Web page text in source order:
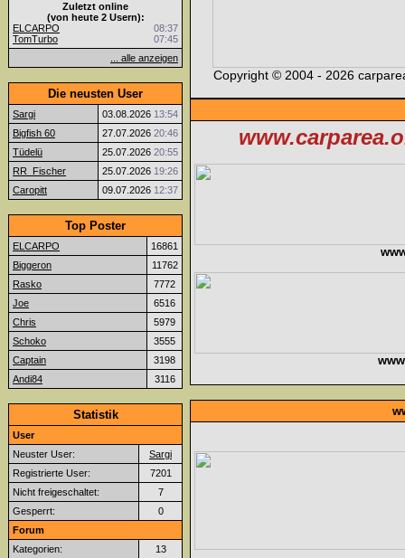
Zuletzt online
(von heute 2 Usern):
ELCARPO
08:37
TomTurbo
07:45
... alle anzeigen
Die neusten User
Sargi 03.08.2026 13:54
Bigfish 60
27.07.2026 20:46
Tüdelü
25.07.2026 20:55
RR_Fischer
25.07.2026 19:26
Caropitt
09.07.2026 12:37
Top Poster
ELCARPO
16861
Biggeron
11762
Rasko
7772
Joe
6516
Chris
5979
Schoko
3555
Captain
3198
Andi84
3116
Statistik
User
Neuster User:
Sargi
Registrierte User:
7201
Nicht freigeschaltet:
7
Gesperrt:
0
Forum
Kategorien:
13
Copyright © 2004 - 2026